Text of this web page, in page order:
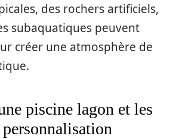
des rochers artificiels,
subaquatiques peuvent
créer une atmosphère de
piscine lagon et les